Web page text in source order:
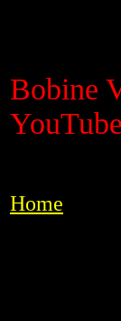
Bobine
YouTube
Home